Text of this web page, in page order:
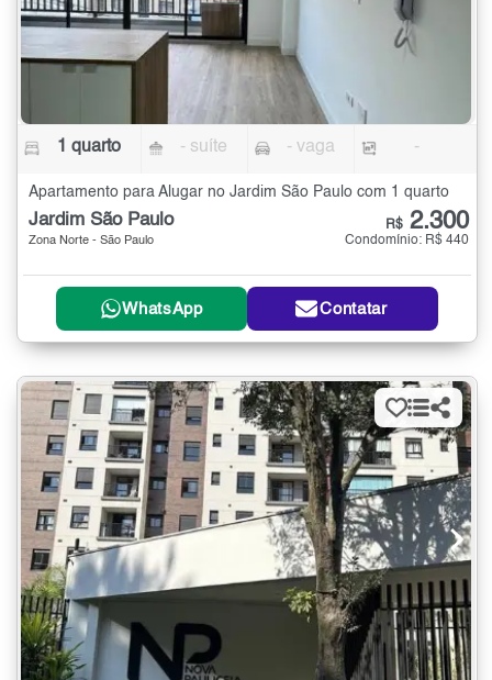
1 quarto - suíte - vaga -
Apartamento para Alugar no Jardim São Paulo com 1 quarto
Jardim São Paulo
Zona Norte - São Paulo
R$ 2.300
Condomínio: R$ 440
WhatsApp Contatar